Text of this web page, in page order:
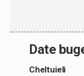
Date
Cheltuieli